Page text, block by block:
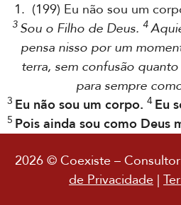
1. (199) Eu não sou um
3 Sou o Filho de Deus. 4
pensa nisso por um
terra, sem confusão
para sempre
3 Eu não sou um corpo. 4 Eu
5 Pois ainda sou como Deus
2026 © Coexiste –
de Privacidade |